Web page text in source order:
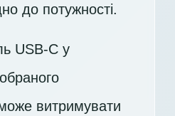
до потужності.
USB-C у
витримувати